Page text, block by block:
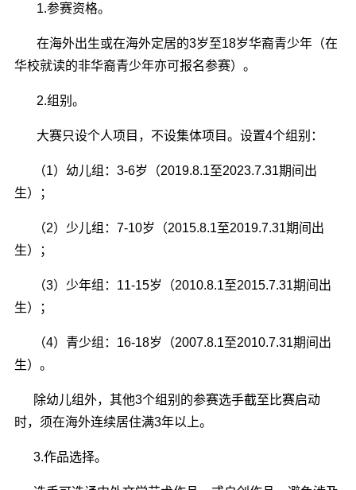
1.参赛资格。
在海外出生或在海外定居的3岁至18岁华裔青少年（在
华校就读的非华裔青少年亦可报名参赛）。
2.组别。
大赛只设个人项目，不设集体项目。设置4个组别：
（1）幼儿组：3-6岁（2019.8.1至2023.7.31期间出
生）；
（2）少儿组：7-10岁（2015.8.1至2019.7.31期间出
生）；
（3）少年组：11-15岁（2010.8.1至2015.7.31期间出
生）；
（4）青少组：16-18岁（2007.8.1至2010.7.31期间出
生）。
除幼儿组外，其他3个组别的参赛选手截至比赛启动
时，须在海外连续居住满3年以上。
3.作品选择。